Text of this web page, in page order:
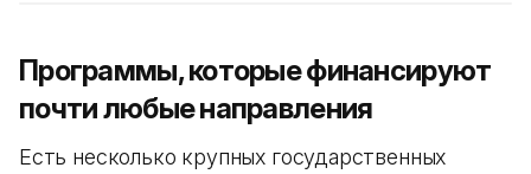
Программы, которые финансируют
почти любые направления
Есть несколько крупных государственных